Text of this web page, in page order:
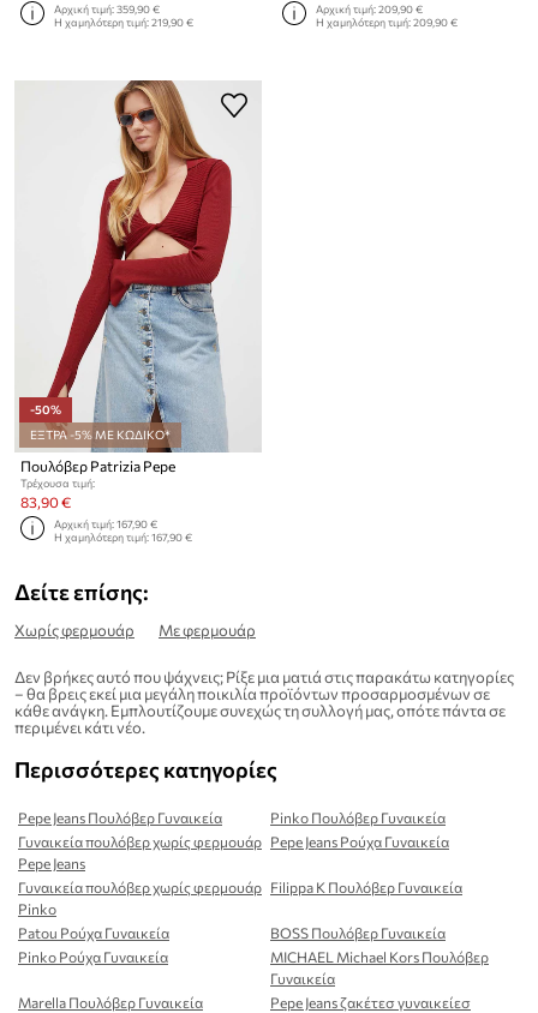
Αρχική τιμή:359,90 €
Η χαμηλότερη τιμή:219,90 €
Αρχική τιμή:209,90 €
Η χαμηλότερη τιμή:209,90 €
-50%
ΕΞΤΡΑ -5% ΜΕ ΚΩΔΙΚΟ*
Πουλόβερ Patrizia Pepe
Τρέχουσα τιμή:
83,90 €
Αρχική τιμή:167,90 €
Η χαμηλότερη τιμή:167,90 €
Δείτε επίσης:
Χωρίς φερμουάρ Με φερμουάρ
Δεν βρήκες αυτό που ψάχνεις; Ρίξε μια ματιά στις παρακάτω κατηγορίες
– θα βρεις εκεί μια μεγάλη ποικιλία προϊόντων προσαρμοσμένων σε
κάθε ανάγκη. Εμπλουτίζουμε συνεχώς τη συλλογή μας, οπότε πάντα σε
περιμένει κάτι νέο.
Περισσότερες κατηγορίες
Pepe Jeans Πουλόβερ Γυναικεία
Pinko Πουλόβερ Γυναικεία
Γυναικεία πουλόβερ χωρίς φερμουάρ
Pepe Jeans
Pepe Jeans Ρούχα Γυναικεία
Γυναικεία πουλόβερ χωρίς φερμουάρ
Pinko
Filippa K Πουλόβερ Γυναικεία
Patou Ρούχα Γυναικεία
BOSS Πουλόβερ Γυναικεία
Pinko Ρούχα Γυναικεία
MICHAEL Michael Kors Πουλόβερ
Γυναικεία
Marella Πουλόβερ Γυναικεία
Pepe Jeans ζακέτεσ γυναικείεσ